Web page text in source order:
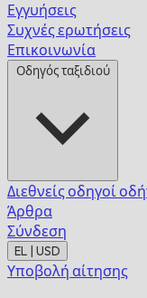
Εγγυήσεις
Συχνές ερωτήσεις
Επικοινωνία
Οδηγός ταξιδιού
Διεθνείς οδηγοί
Άρθρα
Σύνδεση
EL | USD
Υποβολή αίτησης